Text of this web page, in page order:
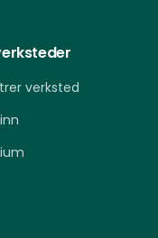
verksted